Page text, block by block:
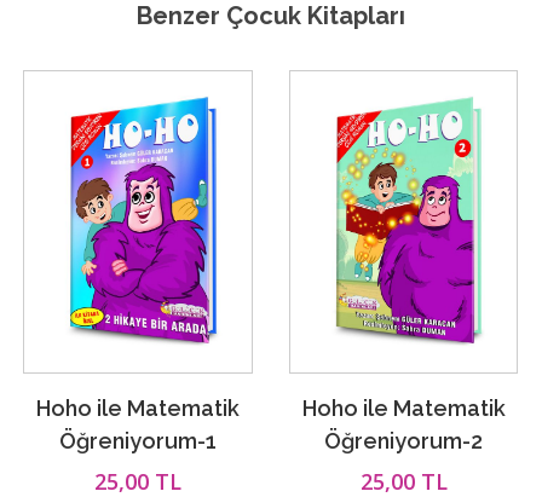
Benzer Çocuk Kitapları
Hoho ile Matematik
Öğreniyorum-1
25,00 TL
Hoho ile Matematik
Öğreniyorum-2
25,00 TL